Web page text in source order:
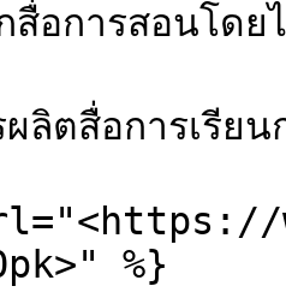
อการสอนโดย
ลิตสื่อการเรีย
%}